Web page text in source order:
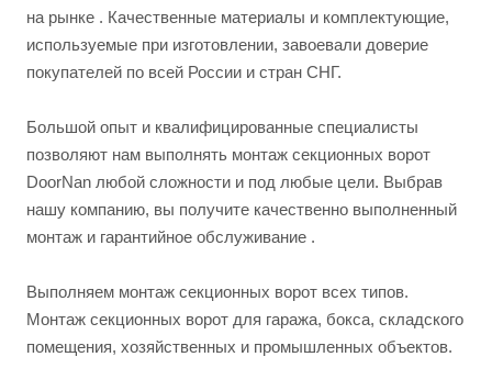
на рынке . Качественные материалы и комплектующие,
используемые при изготовлении, завоевали доверие
покупателей по всей России и стран СНГ.
Большой опыт и квалифицированные специалисты
позволяют нам выполнять монтаж секционных ворот
DoorNan любой сложности и под любые цели. Выбрав
нашу компанию, вы получите качественно выполненный
монтаж и гарантийное обслуживание .
Выполняем монтаж секционных ворот всех типов.
Монтаж секционных ворот для гаража, бокса, складского
помещения, хозяйственных и промышленных объектов.